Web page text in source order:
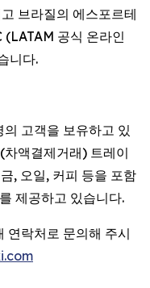
브라질의 에스포르테
(LATAM 공식 온라인
니다.
고객을 보유하고 있
액결제거래) 트레이
, 오일, 커피 등을 포함
제공하고 있습니다.
연락처로 문의해 주시